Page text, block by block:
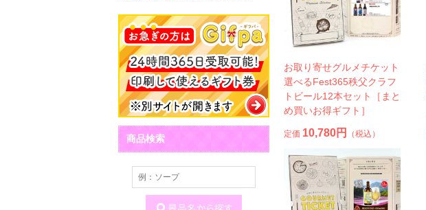
商品検索
お取り寄せグルメチケット
選べるFest365秩父クラフ
トビール12本セット［まと
め買いお得ギフト］
定価 10,780円 （税込）